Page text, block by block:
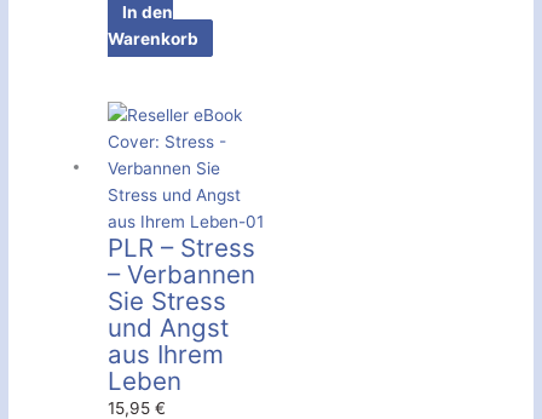
In den
Warenkorb
PLR – Stress
– Verbannen
Sie Stress
und Angst
aus Ihrem
Leben
15,95€